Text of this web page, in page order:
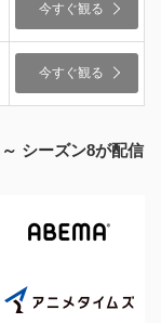
今すぐ観る
今すぐ観る
シーズン8が配信